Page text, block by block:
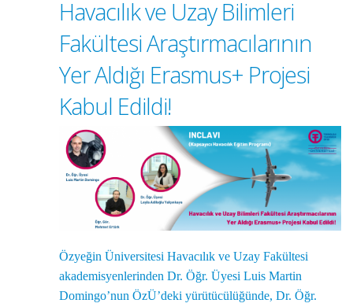
Havacılık ve Uzay Bilimleri
Fakültesi Araştırmacılarının
Yer Aldığı Erasmus+ Projesi
Kabul Edildi!
Özyeğin Üniversitesi Havacılık ve Uzay Fakültesi
akademisyenlerinden Dr. Öğr. Üyesi Luis Martin
Domingo’nun ÖzÜ’deki yürütücülüğünde, Dr. Öğr.